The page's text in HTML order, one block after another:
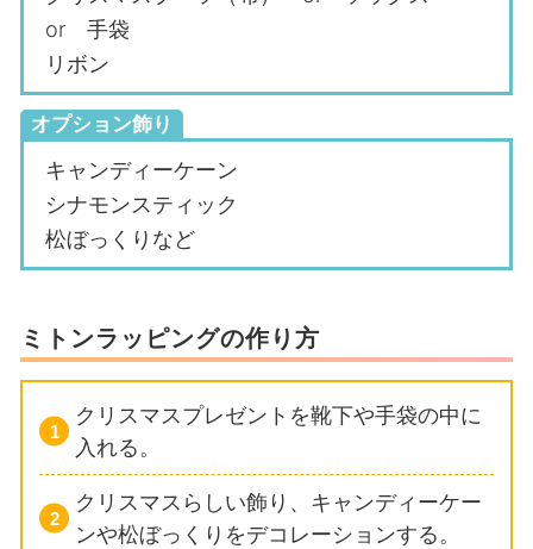
or 手袋
リボン
オプション飾り
キャンディーケーン
シナモンスティック
松ぼっくりなど
ミトンラッピングの作り方
クリスマスプレゼントを靴下や手袋の中に
入れる。
クリスマスらしい飾り、キャンディーケー
ンや松ぼっくりをデコレーションする。